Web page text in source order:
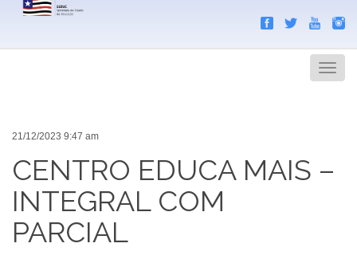
Menu
21/12/2023 9:47 am
CENTRO EDUCA MAIS –
INTEGRAL COM
PARCIAL